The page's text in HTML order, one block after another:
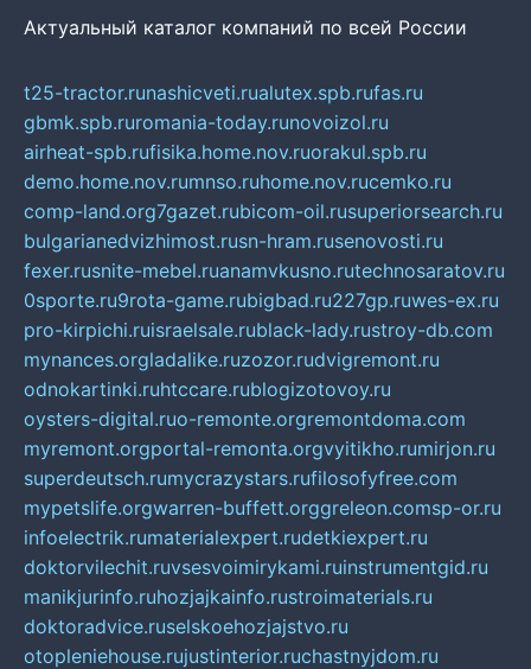
Актуальный каталог компаний по всей России
t25-tractor.runashicveti.rualutex.spb.rufas.ru
gbmk.spb.ruromania-today.runovoizol.ru
airheat-spb.rufisika.home.nov.ruorakul.spb.ru
demo.home.nov.rumnso.ruhome.nov.rucemko.ru
comp-land.org7gazet.rubicom-oil.rusuperiorsearch.ru
bulgarianedvizhimost.rusn-hram.rusenovosti.ru
fexer.rusnite-mebel.ruanamvkusno.rutechnosaratov.ru
0sporte.ru9rota-game.rubigbad.ru227gp.ruwes-ex.ru
pro-kirpichi.ruisraelsale.rublack-lady.rustroy-db.com
mynances.orgladalike.ruzozor.rudvigremont.ru
odnokartinki.ruhtccare.rublogizotovoy.ru
oysters-digital.ruo-remonte.orgremontdoma.com
myremont.orgportal-remonta.orgvyitikho.rumirjon.ru
superdeutsch.rumycrazystars.rufilosofyfree.com
mypetslife.orgwarren-buffett.orggreleon.comsp-or.ru
infoelectrik.rumaterialexpert.rudetkiexpert.ru
doktorvilechit.ruvsesvoimirykami.ruinstrumentgid.ru
manikjurinfo.ruhozjajkainfo.rustroimaterials.ru
doktoradvice.ruselskoehozjajstvo.ru
otopleniehouse.rujustinterior.ruchastnyjdom.ru